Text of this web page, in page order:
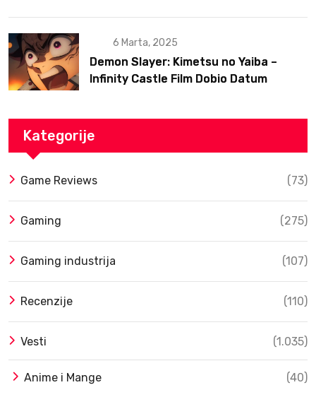
6 Marta, 2025
Demon Slayer: Kimetsu no Yaiba –
Infinity Castle Film Dobio Datum
Kategorije
Game Reviews (73)
Gaming (275)
Gaming industrija (107)
Recenzije (110)
Vesti (1.035)
Anime i Mange (40)